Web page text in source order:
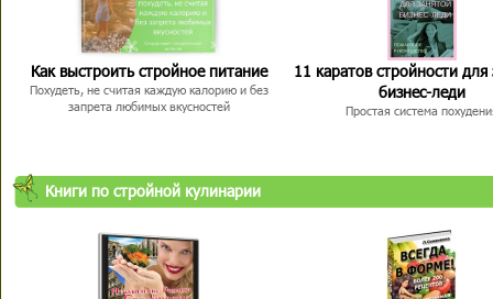
Как выстроить стройное питание
Похудеть, не считая каждую калорию и без
запрета любимых вкусностей
11 каратов стройности для
бизнес-леди
Простая система
Книги по стройной кулинарии